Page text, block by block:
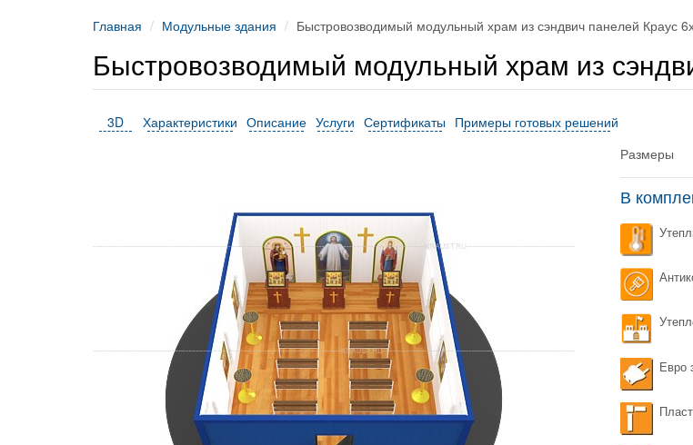
Главная Модульные здания Быстровозводимый модульный храм из сэндвич панелей Краус
Быстровозводимый модульный храм из
3D Характеристики Описание Услуги Сертификаты Примеры готовых решений
Размеры
В
Евро